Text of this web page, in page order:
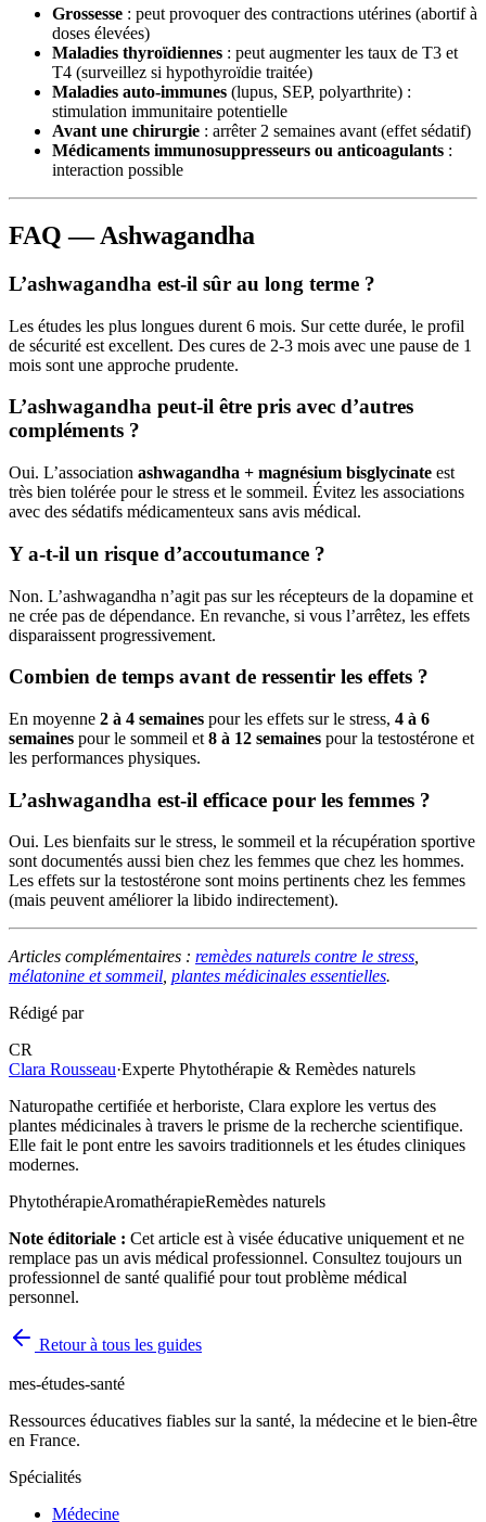
Grossesse : peut provoquer des contractions utérines (abortif à
doses élevées)
Maladies thyroïdiennes : peut augmenter les taux de T3 et
T4 (surveillez si hypothyroïdie traitée)
Maladies auto-immunes (lupus, SEP, polyarthrite) :
stimulation immunitaire potentielle
Avant une chirurgie : arrêter 2 semaines avant (effet sédatif)
Médicaments immunosuppresseurs ou anticoagulants :
interaction possible
FAQ — Ashwagandha
L’ashwagandha est-il sûr au long terme ?
Les études les plus longues durent 6 mois. Sur cette durée, le profil
de sécurité est excellent. Des cures de 2-3 mois avec une pause de 1
mois sont une approche prudente.
L’ashwagandha peut-il être pris avec d’autres
compléments ?
Oui. L’association ashwagandha + magnésium bisglycinate est
très bien tolérée pour le stress et le sommeil. Évitez les associations
avec des sédatifs médicamenteux sans avis médical.
Y a-t-il un risque d’accoutumance ?
Non. L’ashwagandha n’agit pas sur les récepteurs de la dopamine et
ne crée pas de dépendance. En revanche, si vous l’arrêtez, les effets
disparaissent progressivement.
Combien de temps avant de ressentir les effets ?
En moyenne 2 à 4 semaines pour les effets sur le stress, 4 à 6
semaines pour le sommeil et 8 à 12 semaines pour la testostérone et
les performances physiques.
L’ashwagandha est-il efficace pour les femmes ?
Oui. Les bienfaits sur le stress, le sommeil et la récupération sportive
sont documentés aussi bien chez les femmes que chez les hommes.
Les effets sur la testostérone sont moins pertinents chez les femmes
(mais peuvent améliorer la libido indirectement).
Articles complémentaires : remèdes naturels contre le stress,
mélatonine et sommeil, plantes médicinales essentielles.
Rédigé par
CR
Clara Rousseau·Experte Phytothérapie & Remèdes naturels
Naturopathe certifiée et herboriste, Clara explore les vertus des
plantes médicinales à travers le prisme de la recherche scientifique.
Elle fait le pont entre les savoirs traditionnels et les études cliniques
modernes.
PhytothérapieAromathérapieRemèdes naturels
Note éditoriale : Cet article est à visée éducative uniquement et ne
remplace pas un avis médical professionnel. Consultez toujours un
professionnel de santé qualifié pour tout problème médical
personnel.
Retour à tous les guides
mes-études-santé
Ressources éducatives fiables sur la santé, la médecine et le bien-être
en France.
Spécialités
Médecine